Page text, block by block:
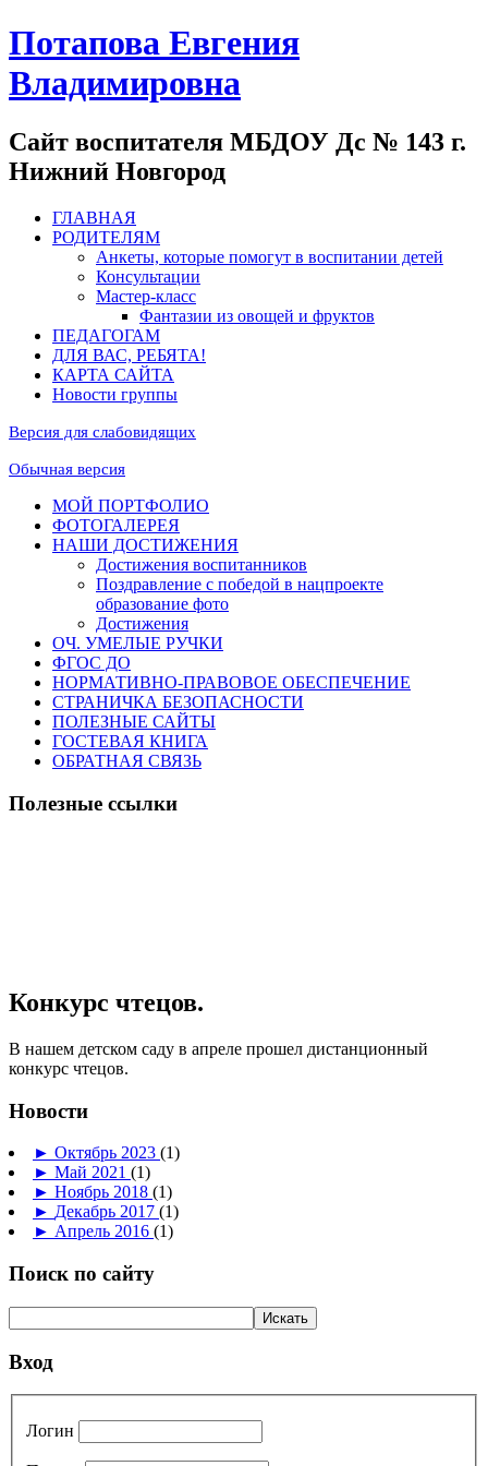
Потапова Евгения
Владимировна
Сайт воспитателя МБДОУ Дс № 143 г.
Нижний Новгород
ГЛАВНАЯ
РОДИТЕЛЯМ
Анкеты, которые помогут в воспитании детей
Консультации
Мастер-класс
Фантазии из овощей и фруктов
ПЕДАГОГАМ
ДЛЯ ВАС, РЕБЯТА!
КАРТА САЙТА
Новости группы
Версия для слабовидящих
Обычная версия
МОЙ ПОРТФОЛИО
ФОТОГАЛЕРЕЯ
НАШИ ДОСТИЖЕНИЯ
Достижения воспитанников
Поздравление с победой в нацпроекте
образование фото
Достижения
ОЧ. УМЕЛЫЕ РУЧКИ
ФГОС ДО
НОРМАТИВНО-ПРАВОВОЕ ОБЕСПЕЧЕНИЕ
СТРАНИЧКА БЕЗОПАСНОСТИ
ПОЛЕЗНЫЕ САЙТЫ
ГОСТЕВАЯ КНИГА
ОБРАТНАЯ СВЯЗЬ
Полезные ссылки
Конкурс чтецов.
В нашем детском саду в апреле прошел дистанционный
конкурс чтецов.
Новости
► Октябрь 2023 (1)
► Май 2021 (1)
► Ноябрь 2018 (1)
► Декабрь 2017 (1)
► Апрель 2016 (1)
Поиск по сайту
Вход
Логин